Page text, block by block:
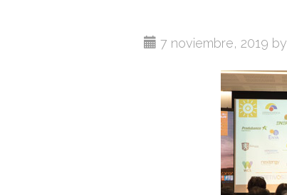
7 noviembre, 2019 by